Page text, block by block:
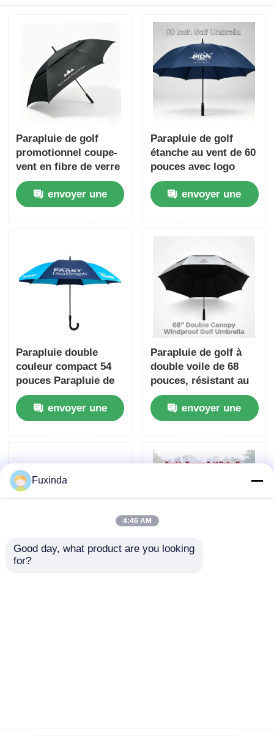
Parapluie de golf
promotionnel coupe-
vent en fibre de verre
à double auvent de 60
poucesenvoyer une
Parapluie de golf
étanche au vent de 60
pouces avec logo
personnalisé pour
une utilisation
commerciale et
envoyer une
Parapluie double
couleur compact 54
pouces Parapluie de
golf avec poignée de
crochetenvoyer une
Parapluie de golf à
double voile de 68
pouces, résistant au
vent, avec tissu
argenté en titane
UV50+ et résistance
envoyer une
Parapluie britannique
Fuxinda
4:46 AM
Good day, what product are you looking
for?